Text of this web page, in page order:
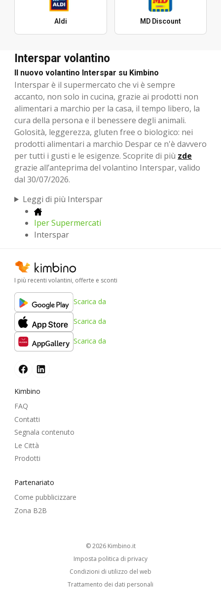
Aldi MD Discount
Interspar volantino
Il nuovo volantino Interspar su Kimbino
Interspar è il supermercato che vi è sempre
accanto, non solo in cucina, grazie ai prodotti non
alimentari a marchio per la casa, il tempo libero, la
cura della persona e il benessere degli animali.
Golosità, leggerezza, gluten free o biologico: nei
prodotti alimentari a marchio Despar ce n'è davvero
per tutti i gusti e le esigenze. Scoprite di più zde
grazie all’anteprima del volantino Interspar, valido
dal 30/07/2026.
Leggi di più Interspar
Iper Supermercati
Interspar
I più recenti volantini, offerte e sconti
Scarica da
Scarica da
Scarica da
Kimbino
FAQ
Contatti
Segnala contenuto
Le Città
Prodotti
Partenariato
Come pubblicizzare
Zona B2B
© 2026 kimbino.it
Imposta politica di privacy
Condizioni di utilizzo del web
Trattamento dei dati personali